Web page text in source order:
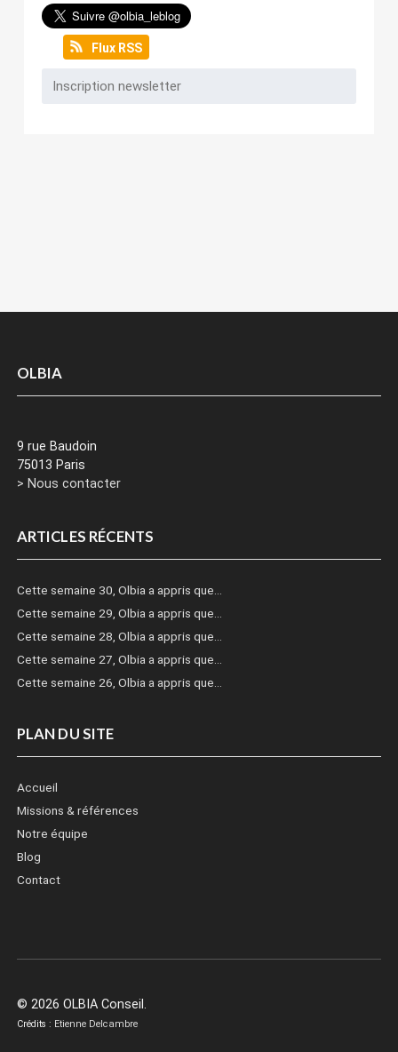
Flux RSS
OLBIA
9 rue Baudoin
75013 Paris
> Nous contacter
ARTICLES RÉCENTS
Cette semaine 30, Olbia a appris que…
Cette semaine 29, Olbia a appris que…
Cette semaine 28, Olbia a appris que…
Cette semaine 27, Olbia a appris que…
Cette semaine 26, Olbia a appris que…
PLAN DU SITE
Accueil
Missions & références
Notre équipe
Blog
Contact
© 2026 OLBIA Conseil.
Crédits : Etienne Delcambre